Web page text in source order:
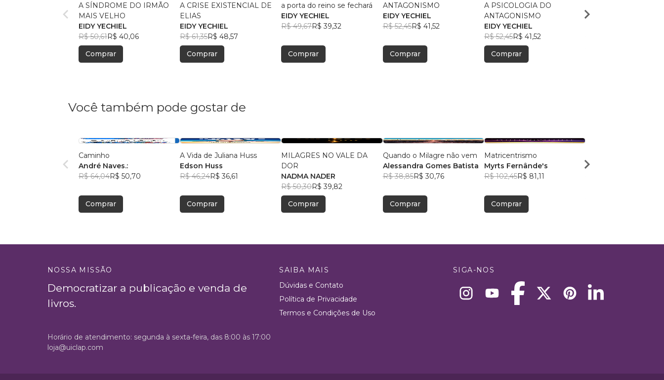
A SÍNDROME DO IRMÃO
MAIS VELHO
EIDY YECHIEL
R$ 50,61R$ 40,06
Comprar
A CRISE EXISTENCIAL DE
ELIAS
EIDY YECHIEL
R$ 61,35R$ 48,57
Comprar
a porta do reino se fechará
EIDY YECHIEL
R$ 49,67R$ 39,32
Comprar
ANTAGONISMO
EIDY YECHIEL
R$ 52,45R$ 41,52
Comprar
A PSICOLOGIA DO
ANTAGONISMO
EIDY YECHIEL
R$ 52,45R$ 41,52
Comprar
DAS PARABOLAS
Você também pode gostar de
Caminho
André Naves.:
R$ 64,04R$ 50,70
Comprar
A Vida de Juliana Huss
Edson Huss
R$ 46,24R$ 36,61
Comprar
MILAGRES NO VALE DA
DOR
NADMA NADER
R$ 50,30R$ 39,82
Comprar
Quando o Milagre não vem
Alessandra Gomes Batista
R$ 38,85R$ 30,76
Comprar
Matricentrismo
Myrts Fernânde's
R$ 102,45R$ 81,11
Comprar
Samuel Câmara
NOSSA MISSÃO
Democratizar a publicação e venda de
livros.
SAIBA MAIS
Dúvidas e Contato
Política de Privacidade
Termos e Condições de Uso
SIGA-NOS
Horário de atendimento: segunda à sexta-feira, das 8:00 às 17:00
loja@uiclap.com